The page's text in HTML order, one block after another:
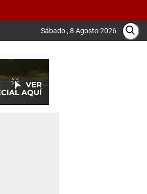
Sábado , 8 Agosto 2026